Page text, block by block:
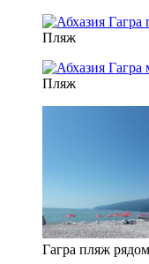
Пляж
Пляж
Гагра пляж